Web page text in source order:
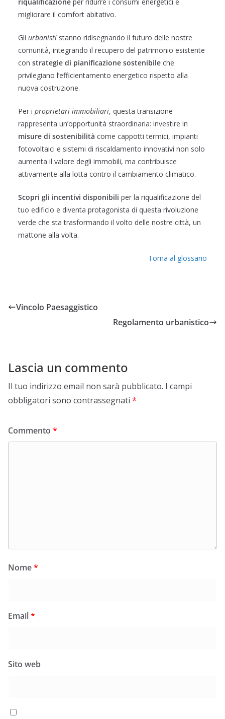
riqualificazione per ridurre i consumi energetici e
migliorare il comfort abitativo.
Gli urbanisti stanno ridisegnando il futuro delle nostre
comunità, integrando il recupero del patrimonio esistente
con strategie di pianificazione sostenibile che
privilegiano l’efficientamento energetico rispetto alla
nuova costruzione.
Per i proprietari immobiliari, questa transizione
rappresenta un’opportunità straordinaria: investire in
misure di sostenibilità come cappotti termici, impianti
fotovoltaici e sistemi di riscaldamento innovativi non solo
aumenta il valore degli immobili, ma contribuisce
attivamente alla lotta contro il cambiamento climatico.
Scopri gli incentivi disponibili per la riqualificazione del
tuo edificio e diventa protagonista di questa rivoluzione
verde che sta trasformando il volto delle nostre città, un
mattone alla volta.
Torna al glossario
Vincolo Paesaggistico
Regolamento urbanistico
Lascia un commento
Il tuo indirizzo email non sarà pubblicato. I campi
obbligatori sono contrassegnati *
Commento *
Nome*
Email*
Sito web